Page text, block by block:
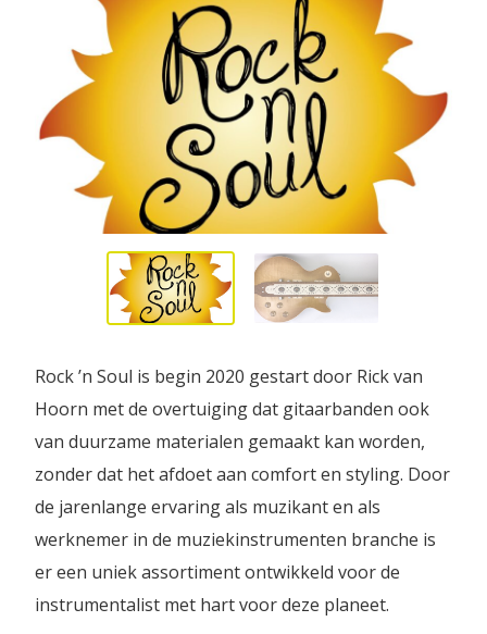
Rock ’n Soul is begin 2020 gestart door Rick van
Hoorn met de overtuiging dat gitaarbanden ook
van duurzame materialen gemaakt kan worden,
zonder dat het afdoet aan comfort en styling. Door
de jarenlange ervaring als muzikant en als
werknemer in de muziekinstrumenten branche is
er een uniek assortiment ontwikkeld voor de
instrumentalist met hart voor deze planeet.